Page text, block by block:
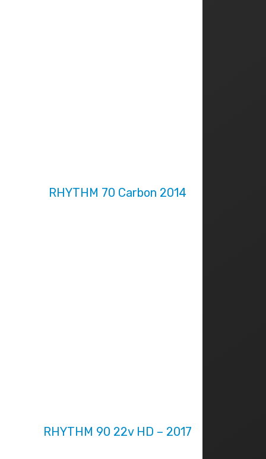
RHYTHM 70 Carbon 2014
RHYTHM 90 22v HD – 2017